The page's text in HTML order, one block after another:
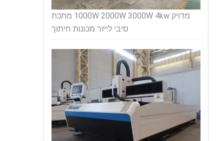
מדויק 1000W 2000W 3000W 4kw מתכת
סיבי לייזר מכונות חיתוך